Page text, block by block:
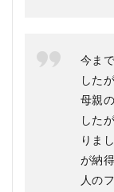
今ま
した
母親
した
りま
が納
人の